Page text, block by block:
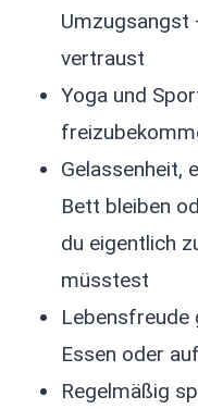
Umzugsangst
vertraust
Yoga und
Gelassenheit,
Bett bleiben
du eigentlich
müsstest
Lebensfreude
Essen oder
Regelmäßig